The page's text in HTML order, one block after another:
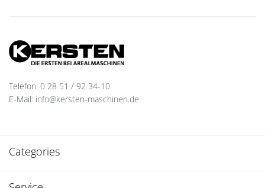
Telefon: 0 28 51 / 92 34-10
E-Mail: info@kersten-maschinen.de
Categories